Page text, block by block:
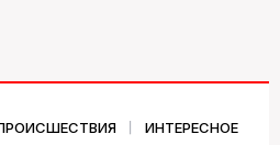
ИНТЕРЕСНОЕ